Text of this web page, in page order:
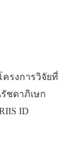
รงการวิจัยที่
รัชดาภิเษก
ID